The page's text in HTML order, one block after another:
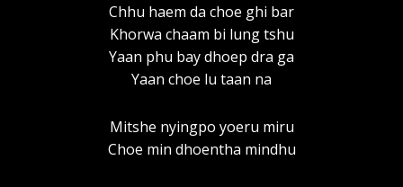
Chhu haem da choe ghi bar
Khorwa chaam bi lung tshu
Yaan phu bay dhoep dra ga
Yaan choe lu taan na
Mitshe nyingpo yoeru miru
Choe min dhoentha mindhu